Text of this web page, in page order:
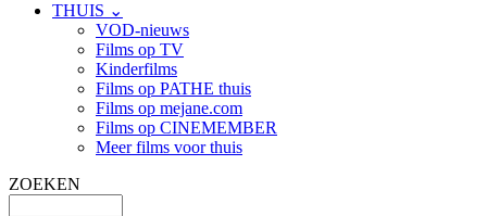
THUIS ⌄
VOD-nieuws
Films op TV
Kinderfilms
Films op PATHE thuis
Films op mejane.com
Films op CINEMEMBER
Meer films voor thuis
ZOEKEN